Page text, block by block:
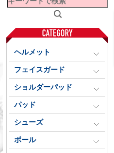
ヘルメット
フェイスガード
ショルダーパッド
パッド
シューズ
ボール